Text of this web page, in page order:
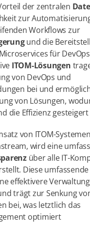
der zentralen
zur
Workflows zur
und die
für
ITOM-Lösungen
von DevOps und
bei und
von Lösungen,
die Effizienz
von ITOM-
wird eine
über alle IT-
Diese
effektivere
trägt zur Senkung
bei, was letztlich das
optimiert